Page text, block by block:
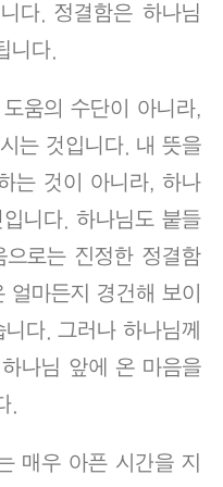
다. 정결함은 하나님
니다.
움의 수단이 아니라,
는 것입니다. 내 뜻을
는 것이 아니라, 하나
니다. 하나님도 붙들
로는 진정한 정결함
마든지 경건해 보이
다. 그러나 하나님께
나님 앞에 온 마음을
.
매우 아픈 시간을 지